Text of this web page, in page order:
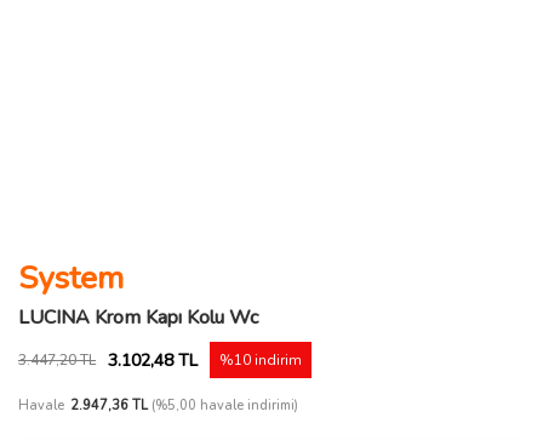
System
LUCINA Krom Kapı Kolu Wc
3.447,20 TL 3.102,48 TL %10 indirim
Havale 2.947,36 TL(%5,00 havale indirimi)